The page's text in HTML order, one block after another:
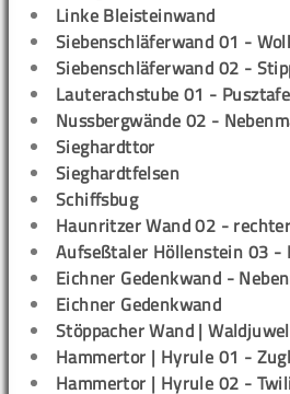
Linke Bleisteinwand
Siebenschläferwand 01 -
Siebenschläferwand 02 -
Lauterachstube 01 -
Nussbergwände 02 -
Sieghardttor
Sieghardtfelsen
Schiffsbug
Haunritzer Wand 02 -
Aufseßtaler Höllenstein 03 -
Eichner Gedenkwand -
Eichner Gedenkwand
Stöppacher Wand | Waldjuwel
Hammertor | Hyrule 01 -
Hammertor | Hyrule 02 -